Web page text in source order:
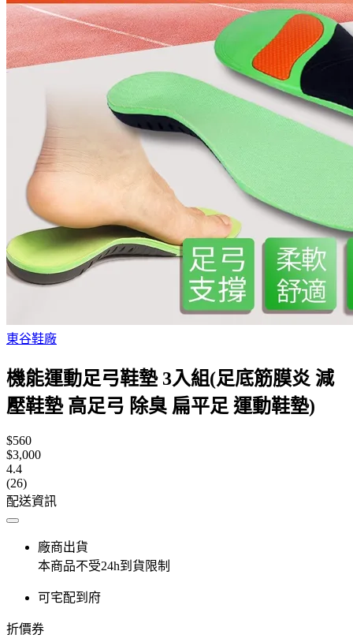
東谷鞋廠
機能運動足弓鞋墊 3入組(足底筋膜炎 減
壓鞋墊 高足弓 除臭 扁平足 運動鞋墊)
$560
$3,000
4.4
(26)
配送資訊
廠商出貨
本商品不受24h到貨限制
可宅配到府
折價券